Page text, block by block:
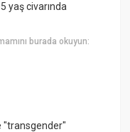
yaş civarında
burada okuyun:
"transgender"